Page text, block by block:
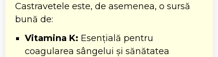
Castravetele este, de asemenea, o sursă
bună de:
Vitamina K: Esențială pentru
coagularea sângelui și sănătatea